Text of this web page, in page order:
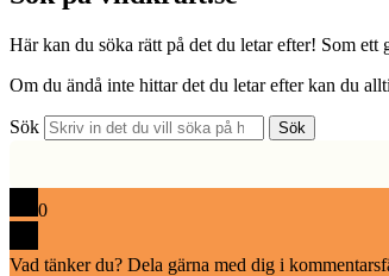
Här kan du söka rätt på det du letar efter! Som ett
Om du ändå inte hittar det du letar efter kan du
Sök Sök
0
Vad tänker du? Dela gärna med dig i